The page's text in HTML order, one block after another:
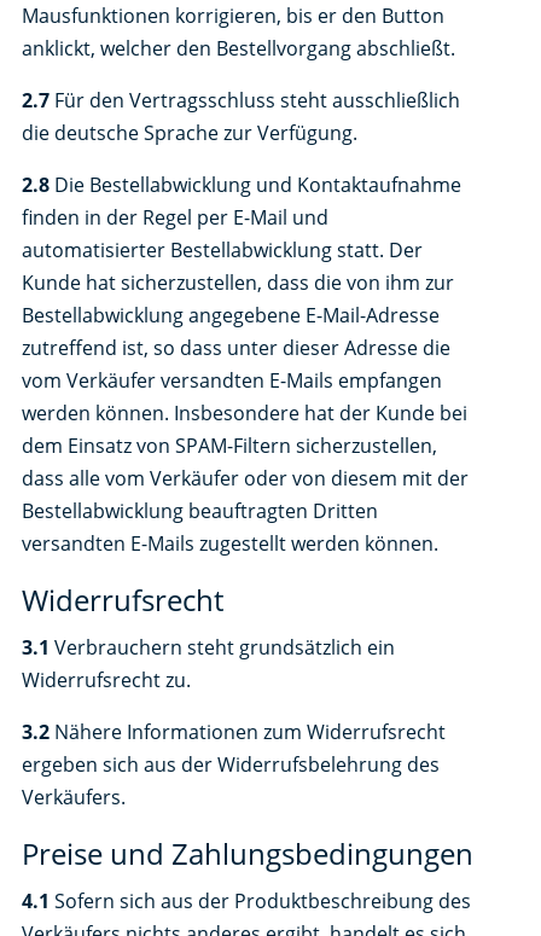
Mausfunktionen korrigieren, bis er den Button
anklickt, welcher den Bestellvorgang abschließt.
2.7Für den Vertragsschluss steht ausschließlich
die deutsche Sprache zur Verfügung.
2.8Die Bestellabwicklung und Kontaktaufnahme
finden in der Regel per E-Mail und
automatisierter Bestellabwicklung statt. Der
Kunde hat sicherzustellen, dass die von ihm zur
Bestellabwicklung angegebene E-Mail-Adresse
zutreffend ist, so dass unter dieser Adresse die
vom Verkäufer versandten E-Mails empfangen
werden können. Insbesondere hat der Kunde bei
dem Einsatz von SPAM-Filtern sicherzustellen,
dass alle vom Verkäufer oder von diesem mit der
Bestellabwicklung beauftragten Dritten
versandten E-Mails zugestellt werden können.
Widerrufsrecht
3.1 Verbrauchern steht grundsätzlich ein
Widerrufsrecht zu.
3.2Nähere Informationen zum Widerrufsrecht
ergeben sich aus der Widerrufsbelehrung des
Verkäufers.
Preise und Zahlungsbedingungen
4.1 Sofern sich aus der Produktbeschreibung des